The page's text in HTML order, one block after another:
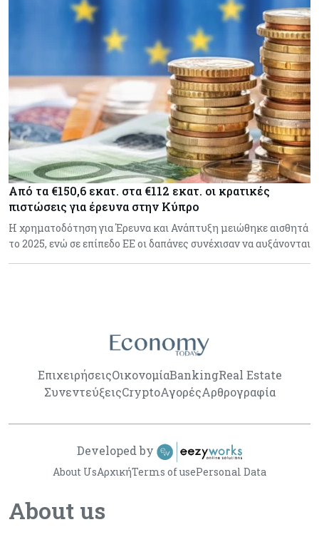
Από τα €150,6 εκατ. στα €112 εκατ. οι κρατικές
πιστώσεις για έρευνα στην Κύπρο
Η χρηματοδότηση για Έρευνα και Ανάπτυξη μειώθηκε αισθητά
το 2025, ενώ σε επίπεδο ΕΕ οι δαπάνες συνέχισαν να αυξάνονται
ΕπιχειρήσειςΟικονομίαBankingReal Estate
ΣυνεντεύξειςCryptoΑγορέςΑρθρογραφία
About us
About UsΑρχικήTerms of usePersonal Data
Developed by